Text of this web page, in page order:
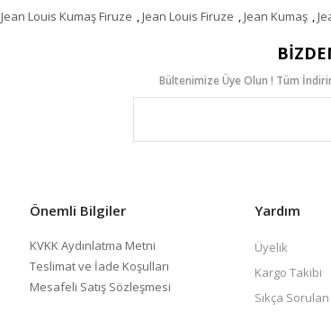
Jean Louis Kumaş Firuze ,Jean Louis Firuze ,Jean Kumaş ,
Bültenimize Üye Olun ! Tüm
Önemli Bilgiler
KVKK Aydınlatma Metni
Teslimat ve İade Koşulları
Mesafeli Satış Sözleşmesi
Yardım
Üyelik
Kargo Takibi
Sıkça